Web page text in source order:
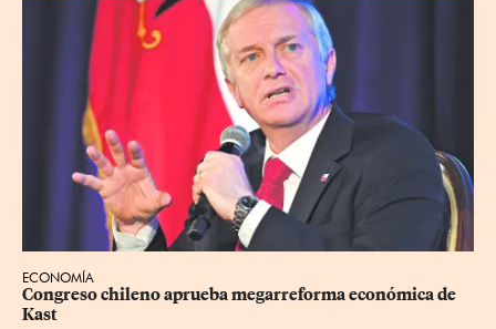
ECONOMÍA
Congreso chileno aprueba megarreforma económica de
Kast